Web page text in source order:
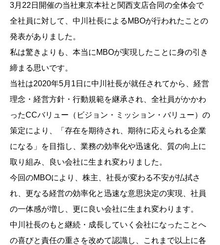
3月22日開催の当社東京本社と関西支店合同の全体会で
全社員に対して、中川社長によるMBOが行われたことの
発表がありました。
私は驚きよりも、本当にMBOが実現したことに身の引き
締まる思いです。
当社は2020年5月1日に中川社長が就任されてから、経営
理念・経営方針・行動規範を継承され、全社員がかかわ
ったCCバリュー（ビジョン・ミッション・バリュー）の
策定により、「存在を期待され、期待に応えられる企業
になる」を目指し、業務の効率化や迅速化、質の向上に
取り組み、良い会社に生まれ変わりました。
今回のMBOにより、株主、社長が変わる不安が払拭さ
れ、更なる経営の効率化と迅速な意思決定の実現、社員
の一体感が増し、更に良い会社に生まれ変わります。
中川社長のもと継続・成長していく会社になったことへ
の喜びと責任の重さを改めて認識し、これまで以上に各